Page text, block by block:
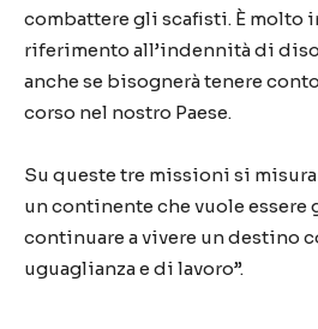
combattere gli scafisti. È molto
riferimento all’indennità di
anche se bisognerà tenere
corso nel nostro Paese.
Su queste tre missioni si
un continente che vuole
continuare a vivere un destino
uguaglianza e di lavoro”.